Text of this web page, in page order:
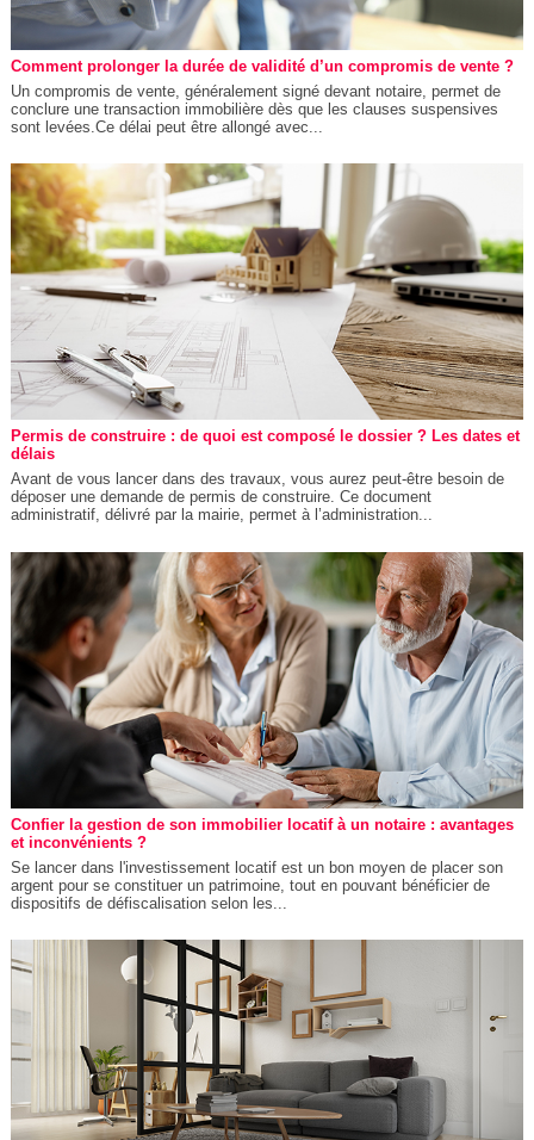
Comment prolonger la durée de validité d’un compromis de vente ?
Un compromis de vente, généralement signé devant notaire, permet de
conclure une transaction immobilière dès que les clauses suspensives
sont levées.Ce délai peut être allongé avec...
Permis de construire : de quoi est composé le dossier ? Les dates et
délais
Avant de vous lancer dans des travaux, vous aurez peut-être besoin de
déposer une demande de permis de construire. Ce document
administratif, délivré par la mairie, permet à l’administration...
Confier la gestion de son immobilier locatif à un notaire : avantages
et inconvénients ?
Se lancer dans l'investissement locatif est un bon moyen de placer son
argent pour se constituer un patrimoine, tout en pouvant bénéficier de
dispositifs de défiscalisation selon les...